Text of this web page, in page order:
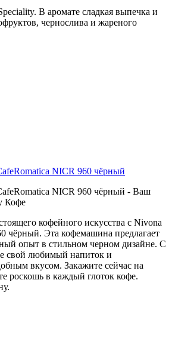
В аромате сладкая выпечка и
чернослива и жареного
NICR 960 чёрный
NICR 960 чёрный - Ваш
Кофе
кофейного искусства с Nivona
чёрный. Эта кофемашина предлагает
опыт в стильном черном дизайне. С
свой любимый напиток и
вкусом. Закажите сейчас на
роскошь в каждый глоток кофе.